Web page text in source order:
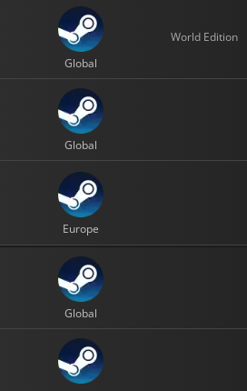
Global
World Edition
Global
Europe
Global